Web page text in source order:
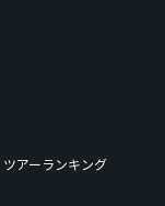
ツアーランキング